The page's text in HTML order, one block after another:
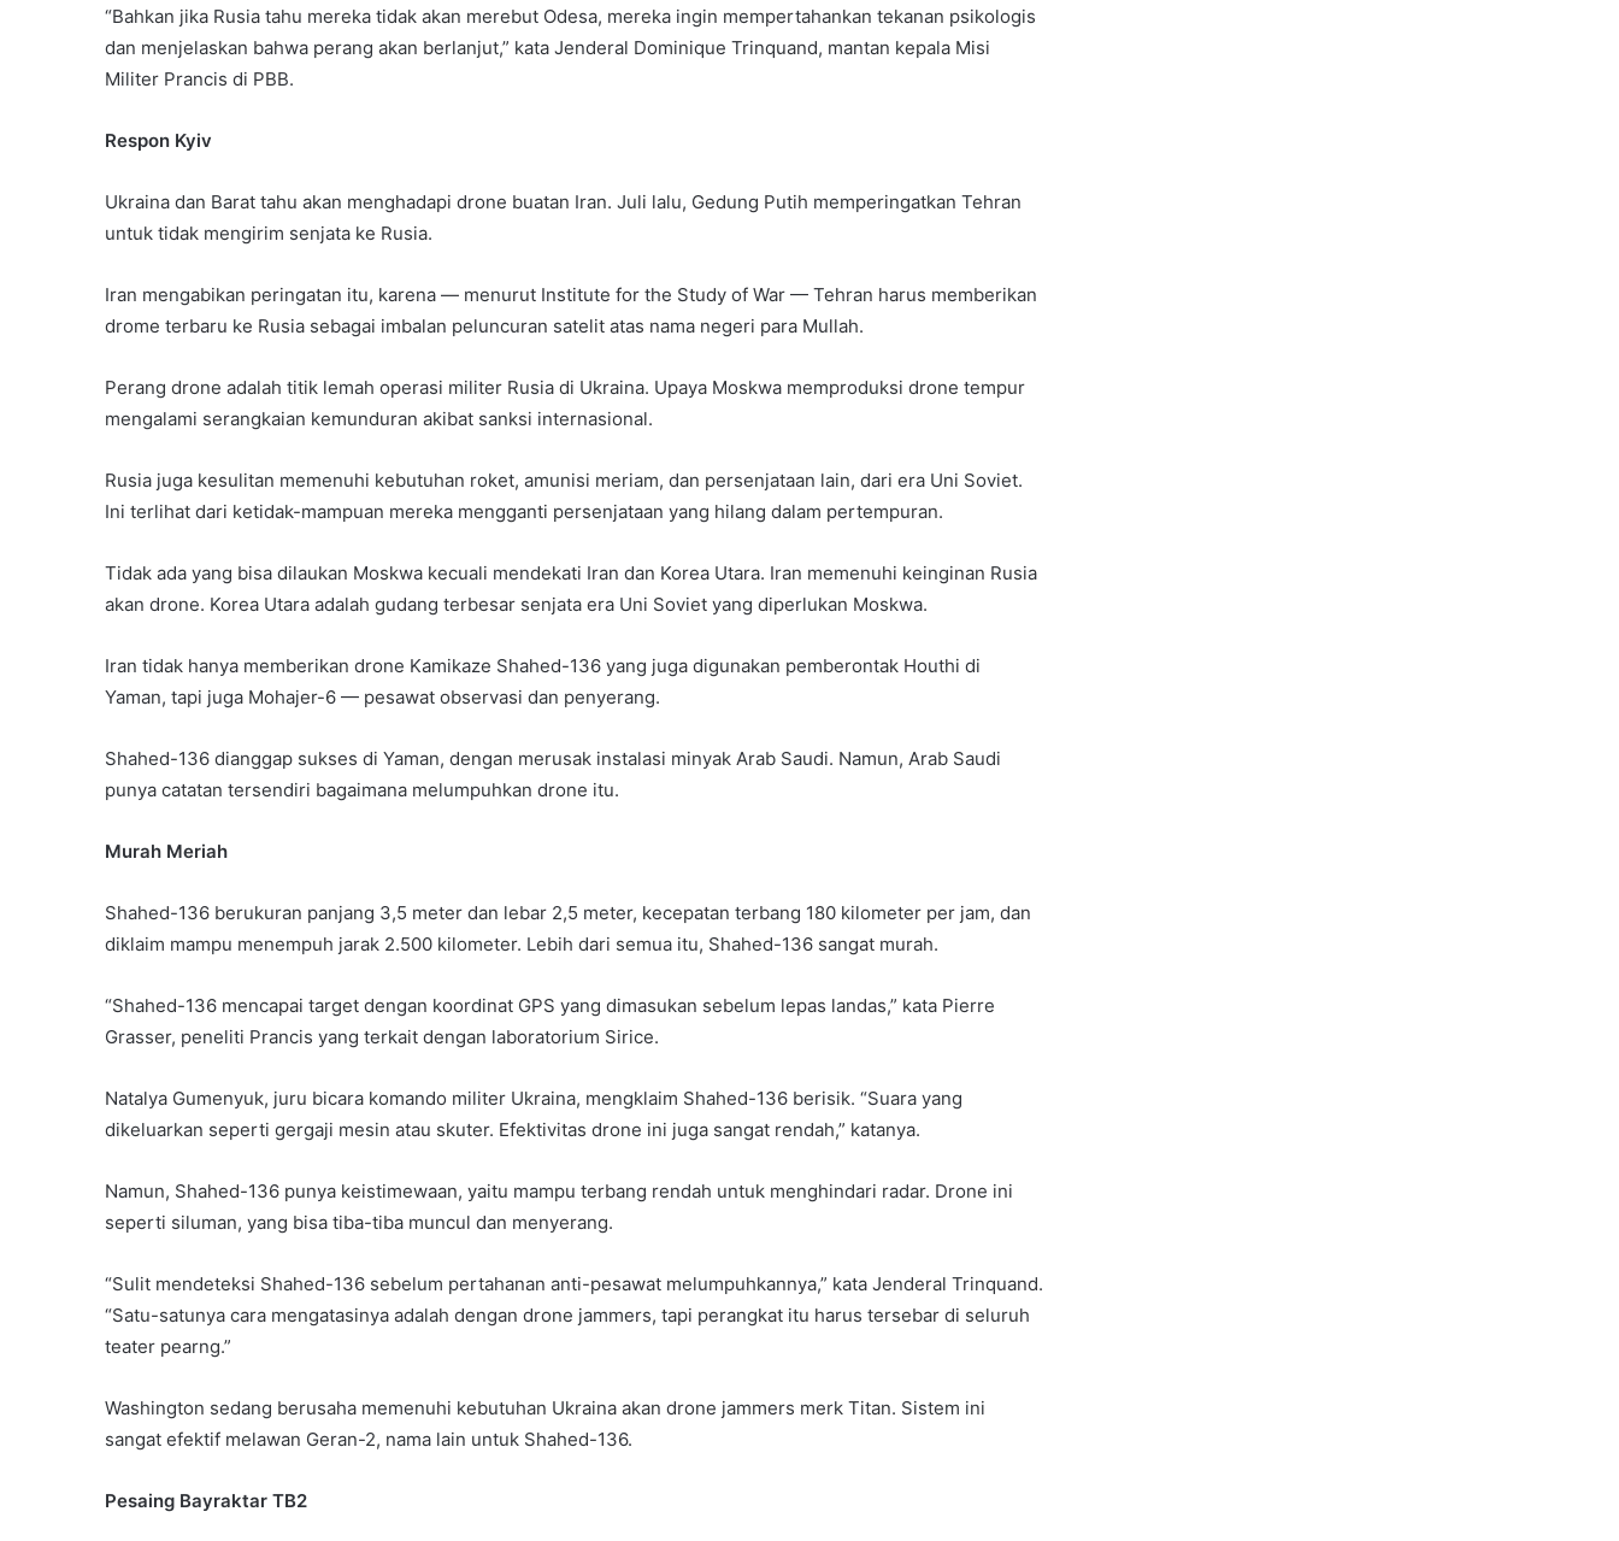
“Bahkan jika Rusia tahu mereka tidak akan merebut Odesa, mereka ingin mempertahankan tekanan psikologis
dan menjelaskan bahwa perang akan berlanjut,” kata Jenderal Dominique Trinquand, mantan kepala Misi
Militer Prancis di PBB.
Respon Kyiv
Ukraina dan Barat tahu akan menghadapi drone buatan Iran. Juli lalu, Gedung Putih memperingatkan Tehran
untuk tidak mengirim senjata ke Rusia.
Iran mengabikan peringatan itu, karena — menurut Institute for the Study of War — Tehran harus memberikan
drome terbaru ke Rusia sebagai imbalan peluncuran satelit atas nama negeri para Mullah.
Perang drone adalah titik lemah operasi militer Rusia di Ukraina. Upaya Moskwa memproduksi drone tempur
mengalami serangkaian kemunduran akibat sanksi internasional.
Rusia juga kesulitan memenuhi kebutuhan roket, amunisi meriam, dan persenjataan lain, dari era Uni Soviet.
Ini terlihat dari ketidak-mampuan mereka mengganti persenjataan yang hilang dalam pertempuran.
Tidak ada yang bisa dilaukan Moskwa kecuali mendekati Iran dan Korea Utara. Iran memenuhi keinginan Rusia
akan drone. Korea Utara adalah gudang terbesar senjata era Uni Soviet yang diperlukan Moskwa.
Iran tidak hanya memberikan drone Kamikaze Shahed-136 yang juga digunakan pemberontak Houthi di
Yaman, tapi juga Mohajer-6 — pesawat observasi dan penyerang.
Shahed-136 dianggap sukses di Yaman, dengan merusak instalasi minyak Arab Saudi. Namun, Arab Saudi
punya catatan tersendiri bagaimana melumpuhkan drone itu.
Murah Meriah
Shahed-136 berukuran panjang 3,5 meter dan lebar 2,5 meter, kecepatan terbang 180 kilometer per jam, dan
diklaim mampu menempuh jarak 2.500 kilometer. Lebih dari semua itu, Shahed-136 sangat murah.
“Shahed-136 mencapai target dengan koordinat GPS yang dimasukan sebelum lepas landas,” kata Pierre
Grasser, peneliti Prancis yang terkait dengan laboratorium Sirice.
Natalya Gumenyuk, juru bicara komando militer Ukraina, mengklaim Shahed-136 berisik. “Suara yang
dikeluarkan seperti gergaji mesin atau skuter. Efektivitas drone ini juga sangat rendah,” katanya.
Namun, Shahed-136 punya keistimewaan, yaitu mampu terbang rendah untuk menghindari radar. Drone ini
seperti siluman, yang bisa tiba-tiba muncul dan menyerang.
“Sulit mendeteksi Shahed-136 sebelum pertahanan anti-pesawat melumpuhkannya,” kata Jenderal Trinquand.
“Satu-satunya cara mengatasinya adalah dengan drone jammers, tapi perangkat itu harus tersebar di seluruh
teater pearng.”
Washington sedang berusaha memenuhi kebutuhan Ukraina akan drone jammers merk Titan. Sistem ini
sangat efektif melawan Geran-2, nama lain untuk Shahed-136.
Pesaing Bayraktar TB2